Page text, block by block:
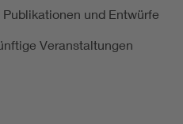
und Entwürfe
Veranstaltungen